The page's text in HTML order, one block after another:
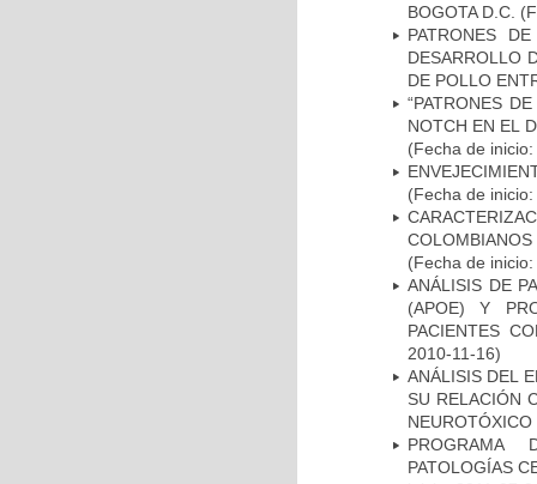
BOGOTA D.C.
PATRONES
DESARROLLO
DE POLLO
“PATRONES
NOTCH EN EL
(Fecha de
(Fecha de
(Fecha de
ANÁLISIS DE
(APOE) Y
PACIENTES
2010-11-16)
ANÁLISIS DEL
SU RELACIÓN
NEUROTÓXICO
PROGRAMA
PATOLOGÍAS